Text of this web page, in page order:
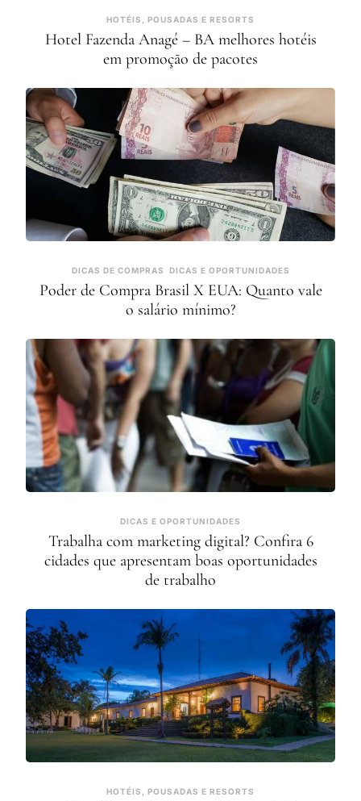
HOTÉIS, POUSADAS E RESORTS
Hotel Fazenda Anagé – BA melhores hotéis
em promoção de pacotes
DICAS DE COMPRAS DICAS E OPORTUNIDADES
Poder de Compra Brasil X EUA: Quanto vale
o salário mínimo?
DICAS E OPORTUNIDADES
Trabalha com marketing digital? Confira 6
cidades que apresentam boas oportunidades
de trabalho
HOTÉIS, POUSADAS E RESORTS